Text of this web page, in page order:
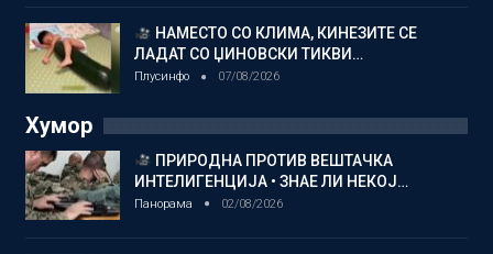
НАМЕСТО СО КЛИМА, КИНЕЗИТЕ СЕ
ЛАДАТ СО ЏИНОВСКИ ТИКВИ…
Плусинфо 07/08/2026
Хумор
ПРИРОДНА ПРОТИВ ВЕШТАЧКА
ИНТЕЛИГЕНЦИЈА • ЗНАЕ ЛИ НЕКОЈ…
Панорама 02/08/2026